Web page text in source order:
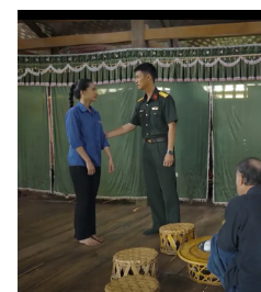
Liên hệ tòa soạn
THỜI BÁO VTV
Theo dõi báo trên